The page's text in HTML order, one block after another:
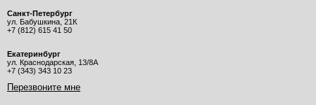
Санкт-Петербург
ул. Бабушкина, 21К
+7 (812) 615 41 50
Екатеринбург
ул. Краснодарская, 13/8А
+7 (343) 343 10 23
Перезвоните мне